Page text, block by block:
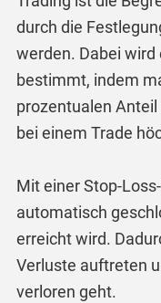
durch die
werden. Dabei wird
bestimmt, indem
prozentualen
bei einem Trade
Mit einer Stop-
automatisch
erreicht wird.
Verluste auftreten
verloren geht.